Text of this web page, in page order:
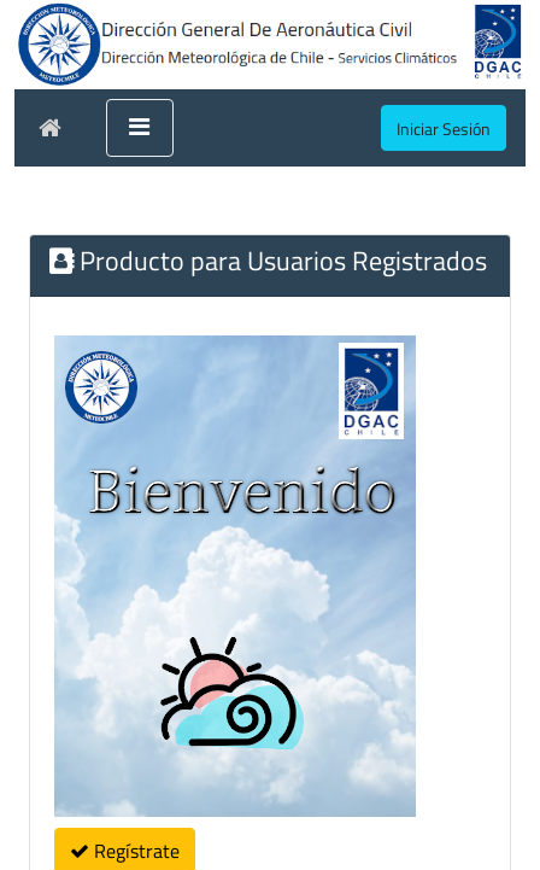
Iniciar Sesión
Producto para Usuarios Registrados
Regístrate